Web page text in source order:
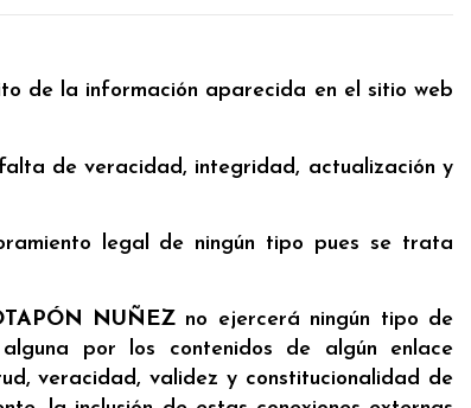
de la información aparecida en el sitio web
de veracidad, integridad, actualización y
legal de ningún tipo pues se trata
NUÑEZ no ejercerá ningún tipo de
por los contenidos de algún enlace
veracidad, validez y constitucionalidad de